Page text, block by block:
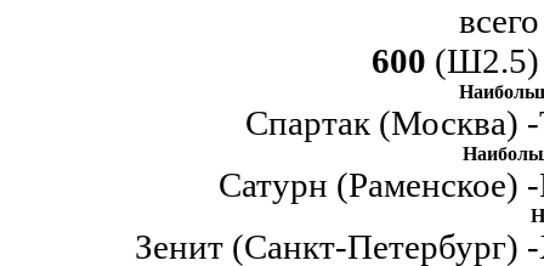
всего
600 (Ш2.5)
Спартак (Москва) -
Сатурн (Раменское) -
Зенит (Санкт-Петербург) -